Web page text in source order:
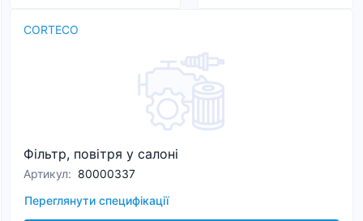
CORTECO
Фільтр, повітря у салоні
Артикул: 80000337
Переглянути специфікації